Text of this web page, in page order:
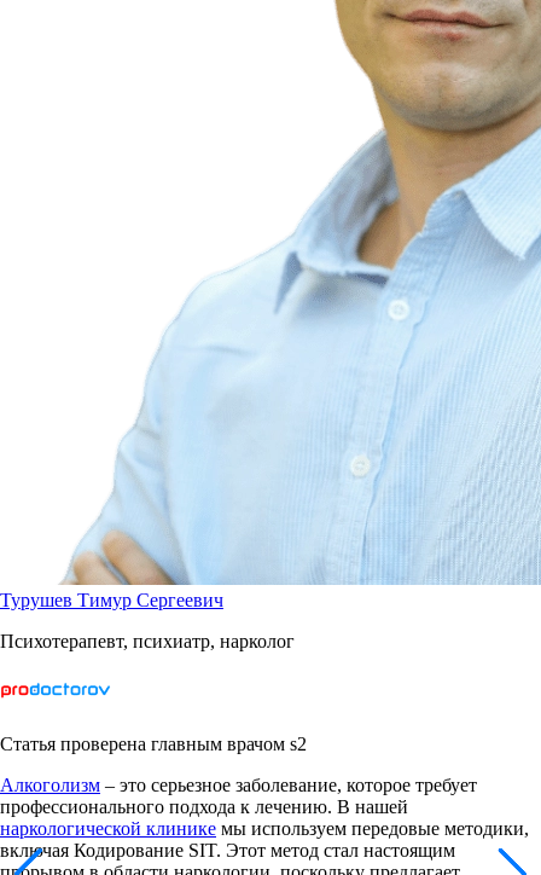
Турушев Тимур Сергеевич
Психотерапевт, психиатр, нарколог
Статья проверена главным врачом s2
Алкоголизм – это серьезное заболевание, которое требует
профессионального подхода к лечению. В нашей
наркологической клинике мы используем передовые методики,
включая Кодирование SIT. Этот метод стал настоящим